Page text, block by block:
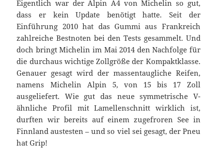
Eigentlich war der Alpin A4 von Michelin so gut,
dass er kein Update benötigt hatte. Seit der
Einführung 2010 hat das Gummi aus Frankreich
zahlreiche Bestnoten bei den Tests gesammelt. Und
doch bringt Michelin im Mai 2014 den Nachfolge für
die durchaus wichtige Zollgröße der Kompaktklasse.
Genauer gesagt wird der massentaugliche Reifen,
namens Michelin Alpin 5, von 15 bis 17 Zoll
ausgeliefert. Wie gut das neue symmetrische V-
ähnliche Profil mit Lamellenschnitt wirklich ist,
durften wir bereits auf einem zugefroren See in
Finnland austesten – und so viel sei gesagt, der Pneu
hat Grip!